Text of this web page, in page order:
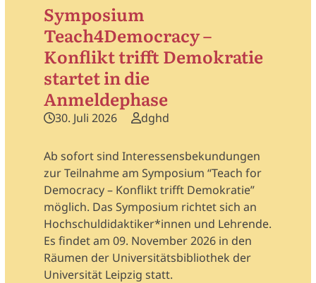
Symposium
Teach4Democracy –
Konflikt trifft Demokratie
startet in die
Anmeldephase
30. Juli 2026 dghd
Ab sofort sind Interessensbekundungen
zur Teilnahme am Symposium “Teach for
Democracy – Konflikt trifft Demokratie”
möglich. Das Symposium richtet sich an
Hochschuldidaktiker*innen und Lehrende.
Es findet am 09. November 2026 in den
Räumen der Universitätsbibliothek der
Universität Leipzig statt.